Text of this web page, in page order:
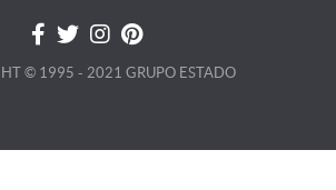
© 1995 - 2021 GRUPO ESTADO